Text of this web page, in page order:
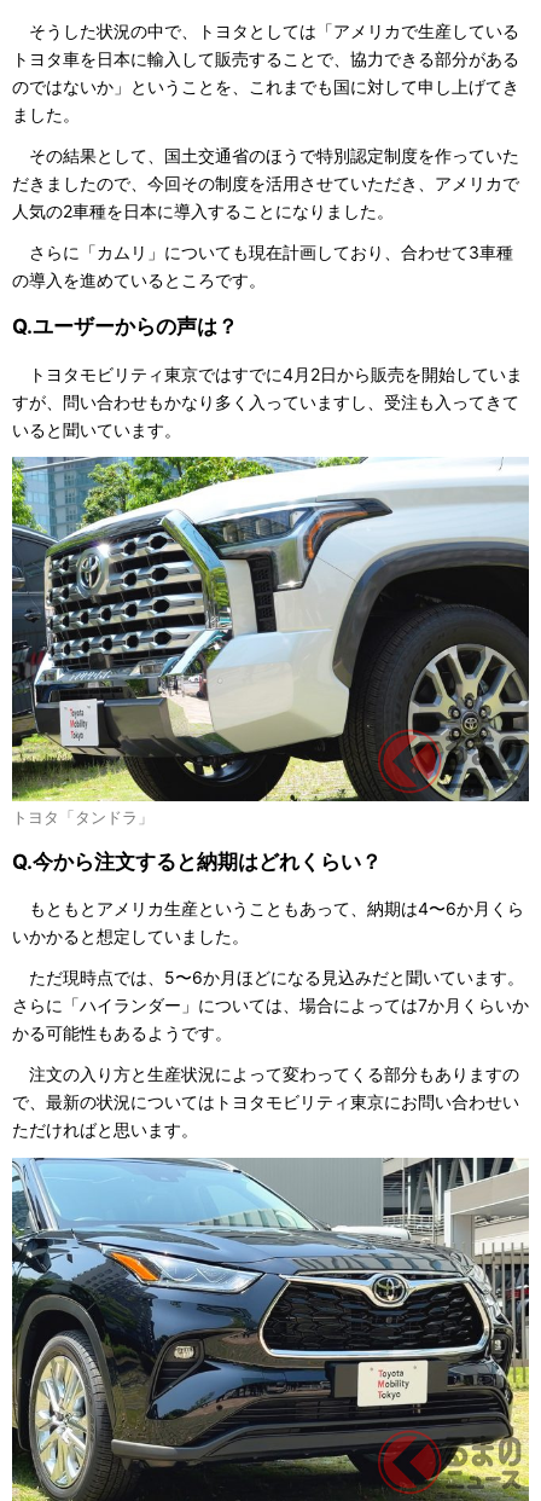
そうした状況の中で、トヨタとしては「アメリカで生産している
トヨタ車を日本に輸入して販売することで、協力できる部分がある
のではないか」ということを、これまでも国に対して申し上げてき
ました。
その結果として、国土交通省のほうで特別認定制度を作っていた
だきましたので、今回その制度を活用させていただき、アメリカで
人気の2車種を日本に導入することになりました。
さらに「カムリ」についても現在計画しており、合わせて3車種
の導入を進めているところです。
Q.ユーザーからの声は？
トヨタモビリティ東京ではすでに4月2日から販売を開始していま
すが、問い合わせもかなり多く入っていますし、受注も入ってきて
いると聞いています。
トヨタ「タンドラ」
Q.今から注文すると納期はどれくらい？
もともとアメリカ生産ということもあって、納期は4〜6か月くら
いかかると想定していました。
ただ現時点では、5〜6か月ほどになる見込みだと聞いています。
さらに「ハイランダー」については、場合によっては7か月くらいか
かる可能性もあるようです。
注文の入り方と生産状況によって変わってくる部分もありますの
で、最新の状況についてはトヨタモビリティ東京にお問い合わせい
ただければと思います。